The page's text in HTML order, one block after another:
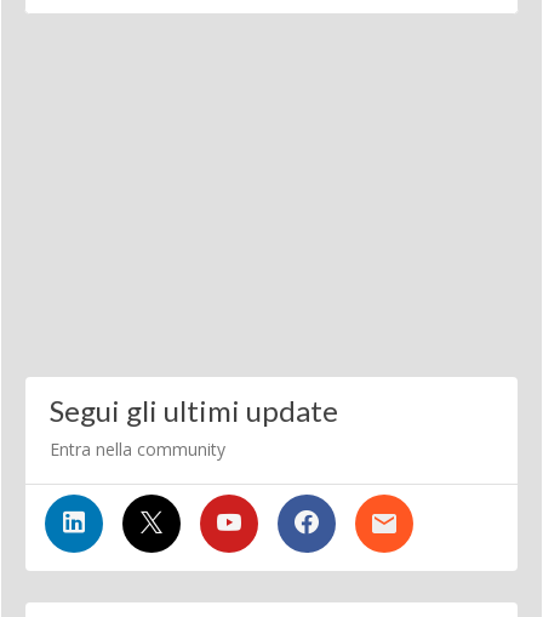
Segui gli ultimi update
Entra nella community